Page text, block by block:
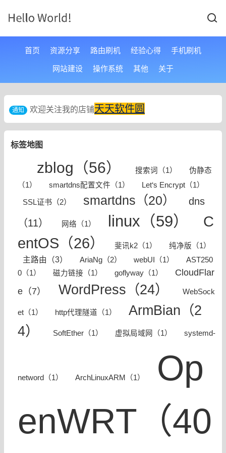
首页 资源分享 路由刷机 经验心得
手机刷机
网站建设
操作系统 其他 关于
通知 欢迎关注我的店铺天天软件圆
标签地图
zblog（56） 搜索词（1）
伪静态
（1）
smartdns配置文件（1） Let‘s Encrypt（1）
SSL证书（2） smartdns（20）
dns
（11）
网络（1） linux（59）
C
entOS（26）
​斐讯k2（1） 纯净版（1）
主路由（3） AriaNg（2） webUI（1）
AST250
0（1）
磁力链接（1） goflyway（1）
CloudFlar
e（7）
WordPress（24） WebSock
et（1） http代理隧道（1）
ArmBian（2
4）
SoftEther（1） 虚拟局域网（1） systemd-
netword（1） ArchLinuxARM（1）
Op
enWRT（40